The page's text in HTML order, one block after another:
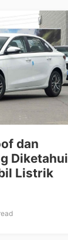
dan
Diketahui
Listrik